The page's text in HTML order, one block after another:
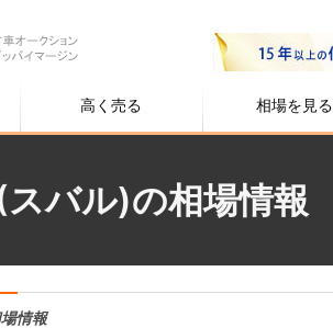
高く売る 相場を見る
バル)の相場情報
情報